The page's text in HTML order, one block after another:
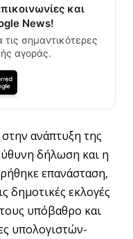
και
News!
σημαντικότερες
αγοράς.
ανάπτυξη της
δήλωση και η
επανάσταση,
δημοτικές εκλογές
υπόβαθρο και
υπολογιστών-